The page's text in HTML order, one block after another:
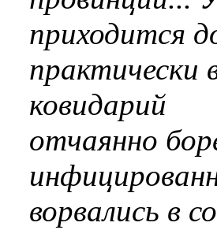
приходится
практически
ковидарий
отчаянно
ворвались в